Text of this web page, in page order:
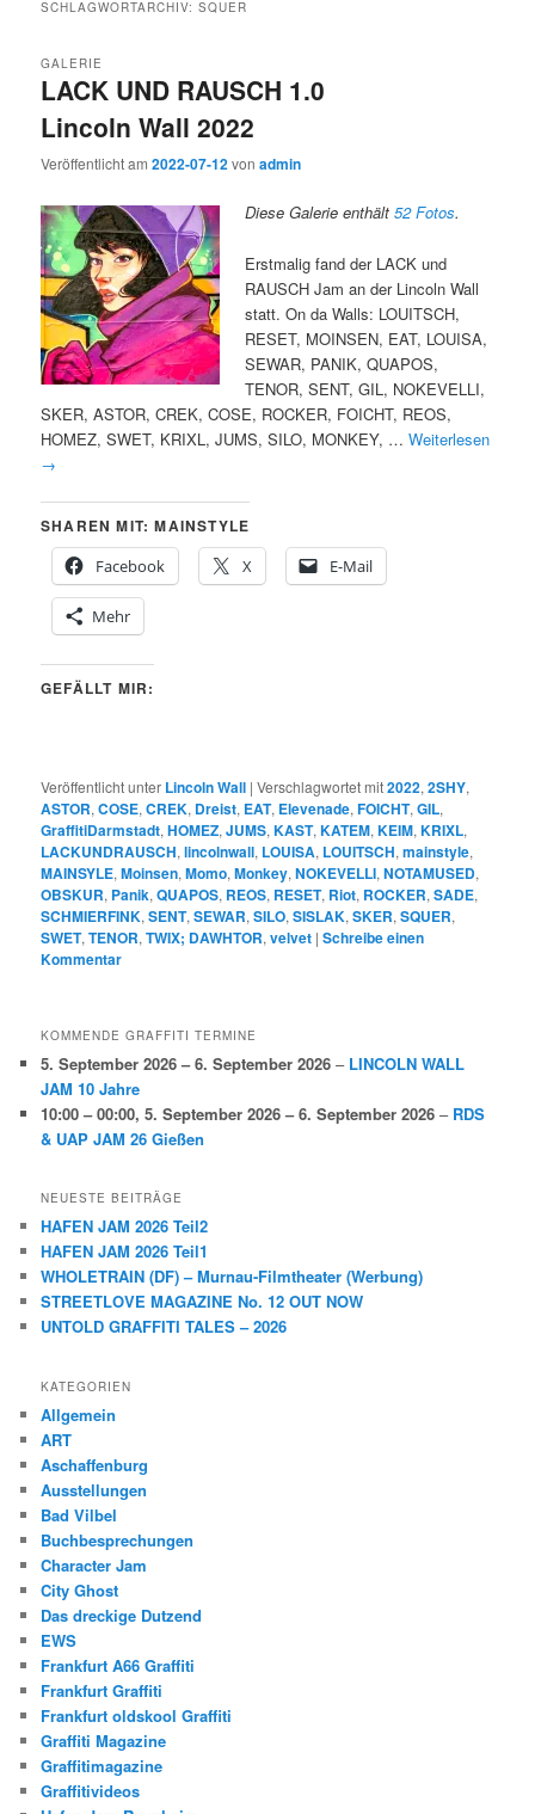
SCHLAGWORTARCHIV:SQUER
LACK UND RAUSCH 1.0
Lincoln Wall 2022
GALERIE
Veröffentlicht am2022-07-12vonadmin
Diese Galerie enthält52 Fotos.
Erstmalig fand der LACK und
RAUSCH Jam an der Lincoln Wall
statt. On da Walls: LOUITSCH,
RESET, MOINSEN, EAT, LOUISA,
SEWAR, PANIK, QUAPOS,
TENOR, SENT, GIL, NOKEVELLI,
SKER, ASTOR, CREK, COSE, ROCKER, FOICHT, REOS,
HOMEZ, SWET, KRIXL, JUMS, SILO, MONKEY, …Weiterlesen
→
SHAREN MIT: MAINSTYLE
Facebook
X E-Mail
Mehr
GEFÄLLT MIR:
Veröffentlicht unter Lincoln Wall |Verschlagwortet mit2022,2SHY,
ASTOR,COSE,CREK, Dreist, EAT, Elevenade,FOICHT,GIL,
GraffitiDarmstadt,HOMEZ,JUMS,KAST,KATEM,KEIM,KRIXL,
LACKUNDRAUSCH,lincolnwall, LOUISA, LOUITSCH,mainstyle,
MAINSYLE,Moinsen,Momo,Monkey,NOKEVELLI,NOTAMUSED,
OBSKUR, Panik,QUAPOS, REOS, RESET, Riot, ROCKER,SADE,
SCHMIERFINK,SENT,SEWAR,SILO,SISLAK,SKER,SQUER,
SWET,TENOR,TWIX; DAWHTOR,velvet |Schreibe einen
Kommentar
KOMMENDE GRAFFITI TERMINE
5. September 2026 – 6. September 2026 – LINCOLN WALL
JAM 10 Jahre
10:00 – 00:00,5. September 2026 – 6. September 2026 – RDS
& UAP JAM 26 Gießen
NEUESTE BEITRÄGE
HAFEN JAM 2026 Teil2
HAFEN JAM 2026 Teil1
WHOLETRAIN (DF) – Murnau-Filmtheater (Werbung)
STREETLOVE MAGAZINE No. 12 OUT NOW
UNTOLD GRAFFITI TALES – 2026
KATEGORIEN
Allgemein
ART
Aschaffenburg
Ausstellungen
Bad Vilbel
Buchbesprechungen
Character Jam
City Ghost
Das dreckige Dutzend
EWS
Frankfurt A66 Graffiti
Frankfurt Graffiti
Frankfurt oldskool Graffiti
Graffiti Magazine
Graffitimagazine
Graffitivideos